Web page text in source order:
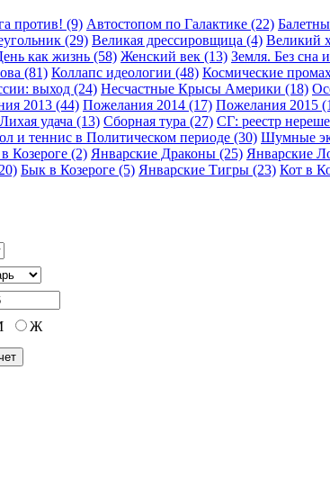
против! (9) Автостопом по Галактике (22)
(29) Великая дрессировщица (4) Великий
как жизнь (58) Женский век (13) Земля. Без сна
(81) Коллапс идеологии (48) Космические
выход (24) Несчастные Крысы Америки (18)
2013 (44) Пожелания 2014 (17) Пожелания 2015
удача (13) Сборная тура (27) СГ: реестр
и теннис в Политическом периоде (30) Шумные
Козероге (2) Январские Драконы (25) Январские
Бык в Козероге (5) Январские Тигры (23) Кот в
Ж